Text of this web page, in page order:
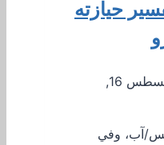
حيازته
أغسطس 16,
أغسطس/آب، وفي